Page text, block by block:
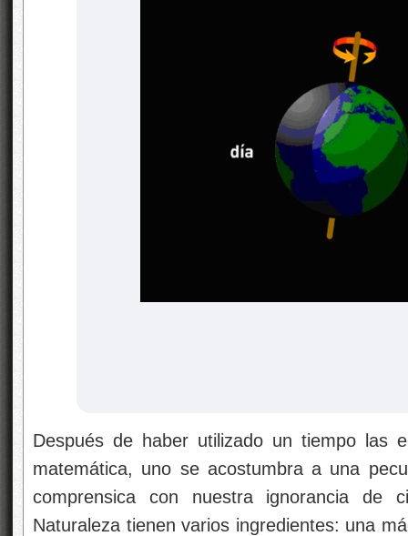
Después de haber utilizado un tiempo las
matemática, uno se acostumbra a una
comprensica con nuestra ignorancia de
Naturaleza tienen varios ingredientes: una